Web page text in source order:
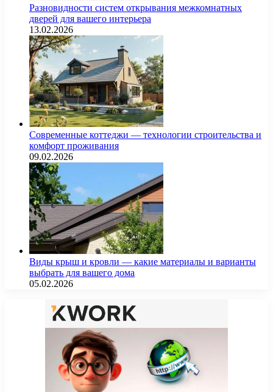
Разновидности систем открывания межкомнатных
дверей для вашего интерьера
13.02.2026
Современные коттеджи — технологии строительства и
комфорт проживания
09.02.2026
Виды крыш и кровли — какие материалы и варианты
выбрать для вашего дома
05.02.2026